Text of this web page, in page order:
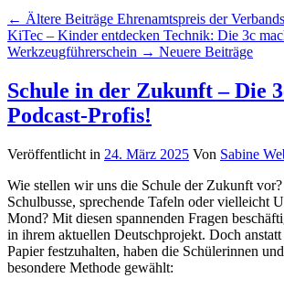
Beitrags
Übersicht
← Ältere Beiträge Ehrenamtspreis der
KiTec – Kinder entdecken Technik: Die 3c
Werkzeugführerschein → Neuere Beiträge
Schule in der Zukunft – Die
Podcast-Profis!
Veröffentlicht in 24. März 2025 Von Sabine
Wie stellen wir uns die Schule der Zukunft
Schulbusse, sprechende Tafeln oder vielleicht
Mond? Mit diesen spannenden Fragen
in ihrem aktuellen Deutschprojekt. Doch
Papier festzuhalten, haben die Schülerinnen
besondere Methode gewählt: